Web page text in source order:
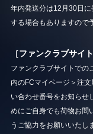
年内発送分は12月30日
する場合もありますので
［ファンクラブサイト
ファンクラブサイトでの
内のFCマイページ＞注
い合わせ番号をお知らせ
めにご自身でも荷物お問
うご協力をお願いいたし